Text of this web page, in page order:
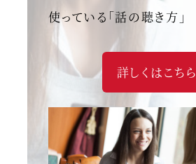
使っている「話の聴き方」
詳しくはこちら